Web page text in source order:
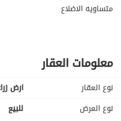
متساويه الاضلاع
الارض قابلة للترخيص مستودعات
تنبيه الموقع غير دقيق يرجى
معلومات العقار
نوع العقار
ارض
نوع العرض
للبيع